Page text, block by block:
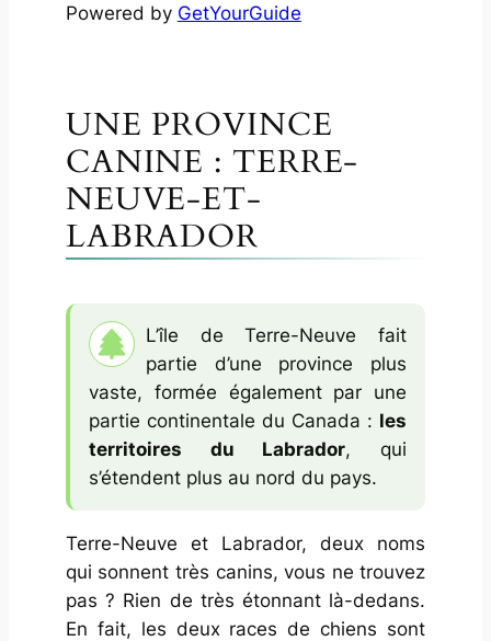
Powered by GetYourGuide
UNE PROVINCE
CANINE : TERRE-
NEUVE-ET-
LABRADOR
L’île de Terre-Neuve fait
partie d’une province plus
vaste, formée également par une
partie continentale du Canada : les
territoires du Labrador, qui
s’étendent plus au nord du pays.
Terre-Neuve et Labrador, deux noms
qui sonnent très canins, vous ne trouvez
pas ? Rien de très étonnant là-dedans.
En fait, les deux races de chiens sont